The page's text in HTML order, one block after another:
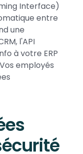
Interface)
entre
une
l'API
à votre ERP
employés